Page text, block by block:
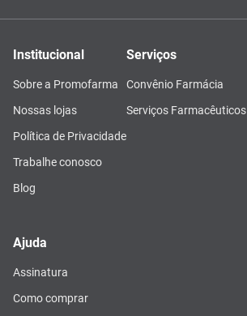
Institucional
Sobre a Promofarma
Nossas lojas
Política de Privacidade
Trabalhe conosco
Blog
Serviços
Convênio Farmácia
Serviços Farmacêuticos
Ajuda
Assinatura
Como comprar